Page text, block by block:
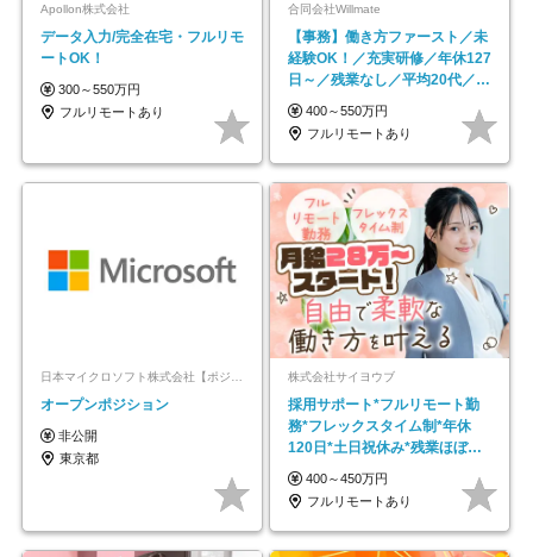
Apollon株式会社
データ入力/完全在宅・フルリモ
ートOK！
300～550万円
フルリモートあり
合同会社Willmate
【事務】働き方ファースト／未
経験OK！／充実研修／年休127
日～／残業なし／平均20代／リ
モートOK
400～550万円
フルリモートあり
オープンポジション
非公開
東京都
株式会社サイヨウブ
採用サポート*フルリモート勤
務*フレックスタイム制*年休
120日*土日祝休み*残業ほぼな
し*育児中社員8割以上
400～450万円
フルリモートあり